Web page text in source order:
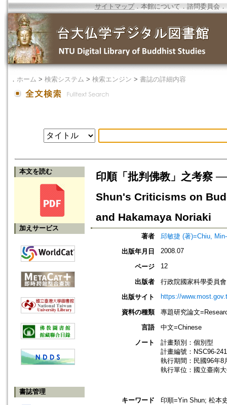
サイトマップ．本館について ． 諮問委員会 ．
． ホーム > 検索システム > 検索エンジン > 書誌の詳細内容
本文を読む
加えサービス
書誌管理
印順「批判佛教」之考察
Shun's Criticisms on
and Hakamaya Noriaki
著者
邱敏捷 (著)=Chiu,
出版年月日
2008.07
ページ 12
出版者
行政院國家科學委員會
出版サイト
https://
資料の種類
專題研究論文
言語
中文=Chinese
ノート
計畫類別：個別型
計畫編號：NSC96-
執行期間：民國96年8
執行單位：國立臺南
キーワード
印順=Yin Shun; 松本